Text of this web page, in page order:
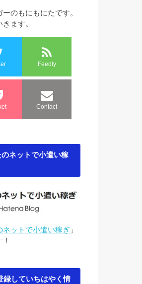
のもにもにたです。
ます。
Feedly
Contact
ネットで小遣い稼
ネットで小遣い稼ぎ 」
録していちはやく情